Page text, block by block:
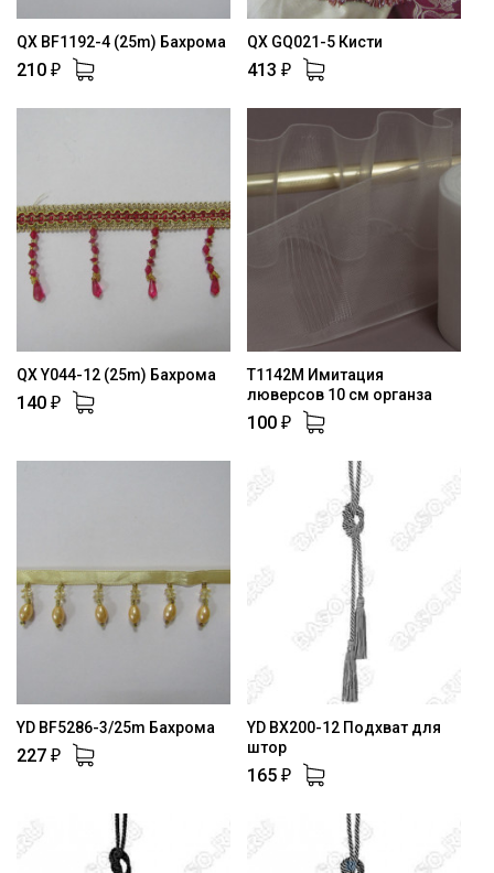
QX BF1192-4 (25m) Бахрома
210 ₽
QX GQ021-5 Кисти
413 ₽
QX Y044-12 (25m) Бахрома
140 ₽
T1142M Имитация
люверсов 10 см органза
100 ₽
YD BF5286-3/25m Бахрома
227 ₽
YD BX200-12 Подхват для
штор
165 ₽